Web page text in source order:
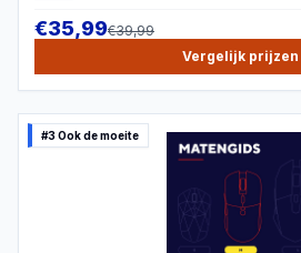
€35,99€39,99
Vergelijk prijzen
#3 Ook de moeite
PRODUCTBEELD